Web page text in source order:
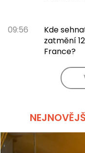
09:56
Kde
zatmění
France?